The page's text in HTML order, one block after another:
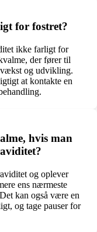
for fostret?
ikke farligt for
der fører til
og udvikling.
at kontakte en
hvis man
og oplever
ens nærmeste
kan også være en
og tage pauser for